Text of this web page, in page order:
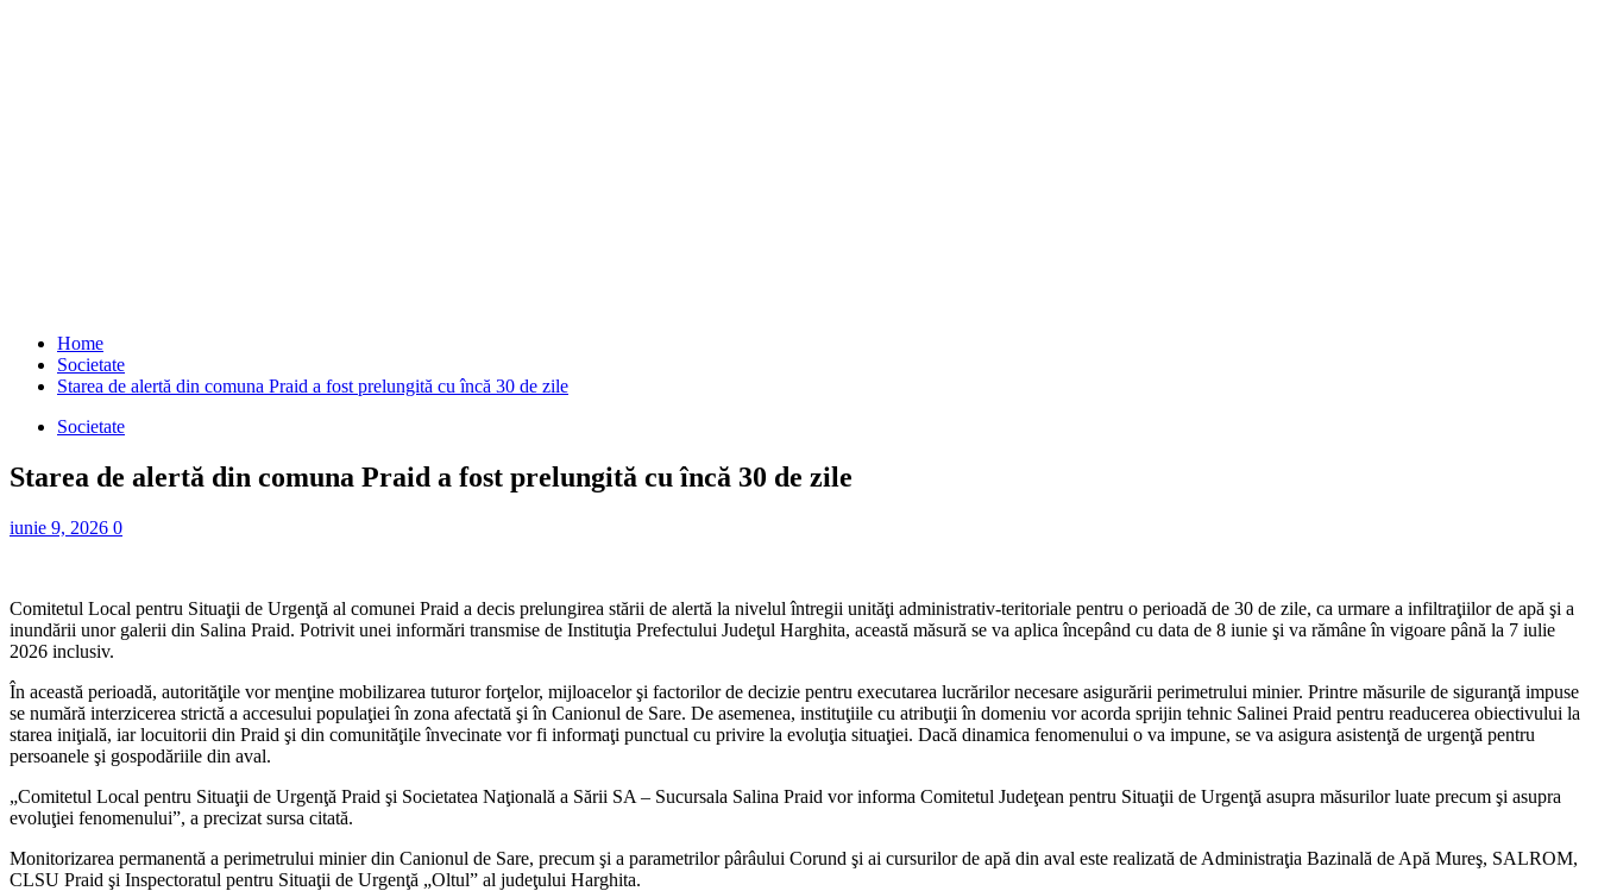
Home
Societate
Starea de alertă din comuna Praid a fost prelungită cu încă 30 de zile
Societate
Starea de alertă din comuna Praid a fost prelungită cu încă 30 de zile
iunie 9, 2026 0
Comitetul Local pentru Situaţii de Urgenţă al comunei Praid a decis prelungirea stării de alertă la nivelul întregii unităţi administrativ-teritoriale pentru o perioadă de 30 de zile, ca urmare a infiltraţiilor de apă şi a
inundării unor galerii din Salina Praid. Potrivit unei informări transmise de Instituţia Prefectului Judeţul Harghita, această măsură se va aplica începând cu data de 8 iunie şi va rămâne în vigoare până la 7 iulie
2026 inclusiv.
În această perioadă, autorităţile vor menţine mobilizarea tuturor forţelor, mijloacelor şi factorilor de decizie pentru executarea lucrărilor necesare asigurării perimetrului minier. Printre măsurile de siguranţă impuse
se numără interzicerea strictă a accesului populaţiei în zona afectată şi în Canionul de Sare. De asemenea, instituţiile cu atribuţii în domeniu vor acorda sprijin tehnic Salinei Praid pentru readucerea obiectivului la
starea iniţială, iar locuitorii din Praid şi din comunităţile învecinate vor fi informaţi punctual cu privire la evoluţia situaţiei. Dacă dinamica fenomenului o va impune, se va asigura asistenţă de urgenţă pentru
persoanele şi gospodăriile din aval.
„Comitetul Local pentru Situaţii de Urgenţă Praid şi Societatea Naţională a Sării SA – Sucursala Salina Praid vor informa Comitetul Judeţean pentru Situaţii de Urgenţă asupra măsurilor luate precum şi asupra
evoluţiei fenomenului”, a precizat sursa citată.
Monitorizarea permanentă a perimetrului minier din Canionul de Sare, precum şi a parametrilor pârâului Corund şi ai cursurilor de apă din aval este realizată de Administraţia Bazinală de Apă Mureş, SALROM,
CLSU Praid şi Inspectoratul pentru Situaţii de Urgenţă „Oltul” al judeţului Harghita.